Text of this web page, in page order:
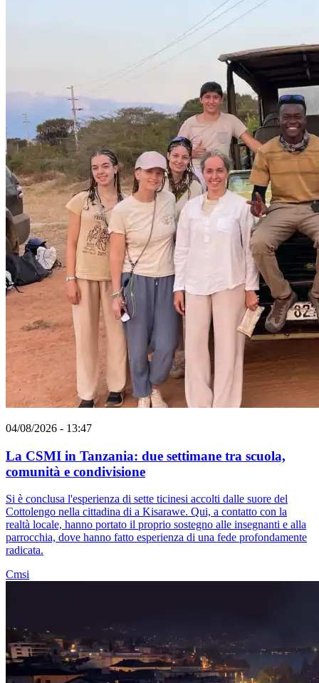
04/08/2026 - 13:47
La CSMI in Tanzania: due settimane tra scuola,
comunità e condivisione
Si è conclusa l'esperienza di sette ticinesi accolti dalle suore del
Cottolengo nella cittadina di a Kisarawe. Qui, a contatto con la
realtà locale, hanno portato il proprio sostegno alle insegnanti e alla
parrocchia, dove hanno fatto esperienza di una fede profondamente
radicata.
Cmsi